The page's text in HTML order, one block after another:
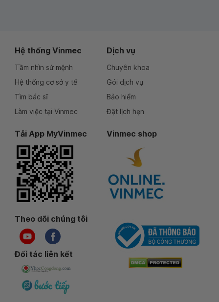
Hệ thống Vinmec
Tầm nhìn sứ mệnh
Hệ thống cơ sở y tế
Tìm bác sĩ
Làm việc tại Vinmec
Dịch vụ
Chuyên khoa
Gói dịch vụ
Bảo hiểm
Đặt lịch hẹn
Tải App MyVinmec Vinmec shop
Theo dõi chúng tôi
Đối tác liên kết